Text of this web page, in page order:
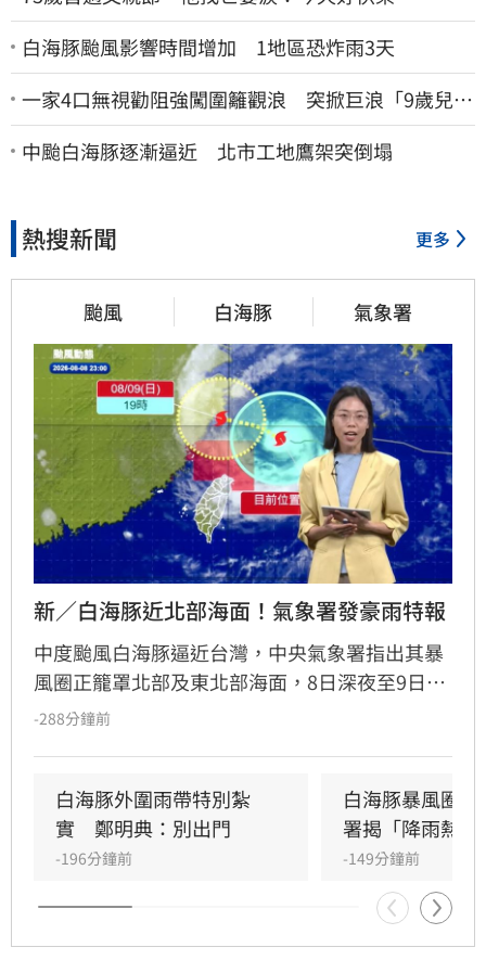
白海豚颱風影響時間增加 1地區恐炸雨3天
一家4口無視勸阻強闖圍籬觀浪 突掀巨浪「9歲兒當
場遭捲入海」
中颱白海豚逐漸逼近 北市工地鷹架突倒塌
熱搜新聞 更多
颱風 白海豚 氣象署
新／白海豚近北部海面！氣象署發豪雨特報
中度颱風白海豚逼近台灣，中央氣象署指出其暴
風圈正籠罩北部及東北部海面，8日深夜至9日白
天是影響最劇烈時刻。受外圍環流影響，中北部
極端高溫。沿海地區風浪強勁，基隆北海岸掀起
6米巨浪，適逢年度大潮，低窪地區務必慎防積
淹水。預計颱風將於9日晚間登陸中國後減弱，
北部降雨有望在10日清晨趨緩，提醒民眾父親節
連假期間避免前往山區及海邊活動，並隨時留意
氣象署最新發布的豪雨特報與防颱資訊，確保生
-288分鐘前
白海豚外圍雨帶特別紮
實　鄭明典：別出門
-196分鐘前
白海豚暴風圈
署揭「降雨熱區
-149分鐘前